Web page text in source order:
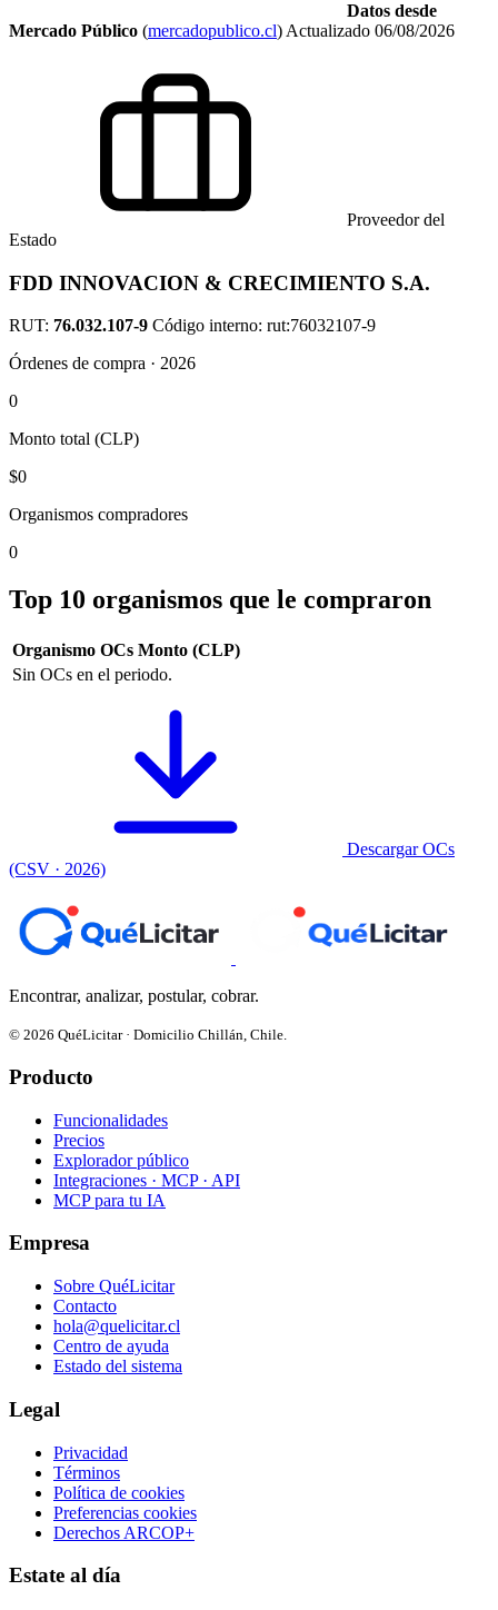
Datos desde
Mercado Público (mercadopublico.cl) Actualizado 06/08/2026
Proveedor del
Estado
FDD INNOVACION & CRECIMIENTO S.A.
RUT: 76.032.107-9 Código interno: rut:76032107-9
Órdenes de compra · 2026
0
Monto total (CLP)
$0
Organismos compradores
0
Top 10 organismos que le compraron
Organismo OCs Monto (CLP)
Sin OCs en el periodo.
Descargar OCs
(CSV · 2026)
Encontrar, analizar, postular, cobrar.
© 2026 QuéLicitar · Domicilio Chillán, Chile.
Producto
Funcionalidades
Precios
Explorador público
Integraciones · MCP · API
MCP para tu IA
Empresa
Sobre QuéLicitar
Contacto
hola@quelicitar.cl
Centro de ayuda
Estado del sistema
Legal
Privacidad
Términos
Política de cookies
Preferencias cookies
Derechos ARCOP+
Estate al día